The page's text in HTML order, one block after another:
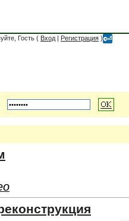
Гость ( Вход | Регистрация )